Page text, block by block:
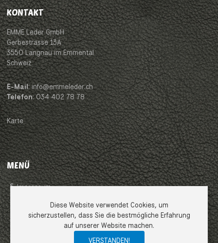
KONTAKT
EMME Leder GmbH
Gerbestrasse 13A
3550 Langnau im Emmental
Schweiz
E-Mail: info@emmeleder.ch
Telefon: 034 402 78 78
Karte
MENÜ
Impressum
Datenschutzerklärung
Diese Website verwendet Cookies, um
sicherzustellen, dass Sie die bestmögliche Erfahrung
auf unserer Website machen.
VERSTANDEN!